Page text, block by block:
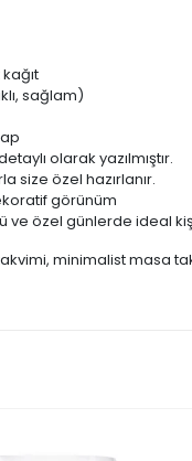
sağlam)
olarak yazılmıştır.
size özel hazırlanır.
görünüm
ve özel günlerde ideal
minimalist masa